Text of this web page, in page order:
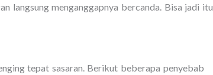
langsung menganggapnya bercanda. Bisa jadi itu
tepat sasaran. Berikut beberapa penyebab